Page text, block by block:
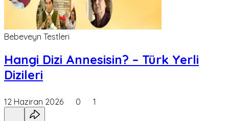
Bebeveyn Testleri
Hangi Dizi Annesisin? – Türk Yerli
Dizileri
12 Haziran 2026 0 1